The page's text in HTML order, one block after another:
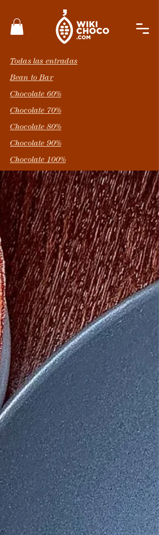
Todas las entradas
Bean to Bar
Chocolate 60%
Chocolate 70%
Chocolate 80%
Chocolate 90%
Chocolate 100%